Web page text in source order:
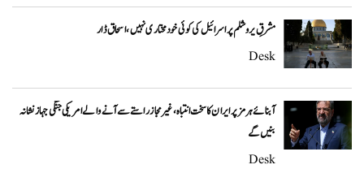
مشرقِ یروشلم پر اسرائیل کی کوئی خودمختاری نہیں، اسحاق ڈار
Desk
آبنائے ہرمز پر ایران کا سخت انتباہ، غیر مجاز راستے سے آنے والے امریکی جنگی جہاز نشانہ
بنیں گے
Desk